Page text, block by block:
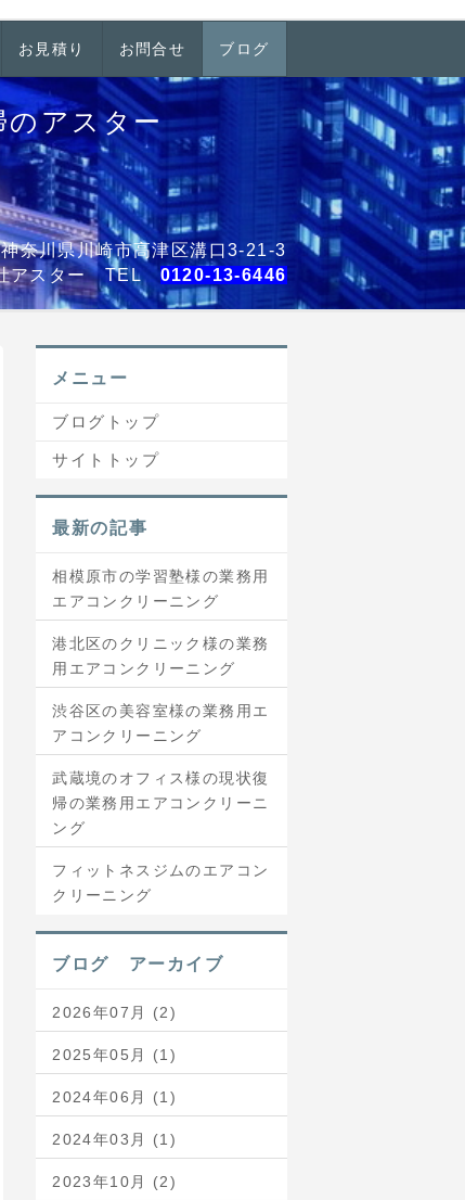
お見積り お問合せ ブログ
アスター
奈川県川崎市高津区溝口3-21-3
アスター TEL0120-13-6446
メニュー
ブログトップ
サイトトップ
最新の記事
相模原市の学習塾様の業務用
エアコンクリーニング
港北区のクリニック様の業務
用エアコンクリーニング
渋谷区の美容室様の業務用エ
アコンクリーニング
武蔵境のオフィス様の現状復
帰の業務用エアコンクリーニ
ング
フィットネスジムのエアコン
クリーニング
ブログ アーカイブ
2026年07月 (2)
2025年05月 (1)
2024年06月 (1)
2024年03月 (1)
2023年10月 (2)